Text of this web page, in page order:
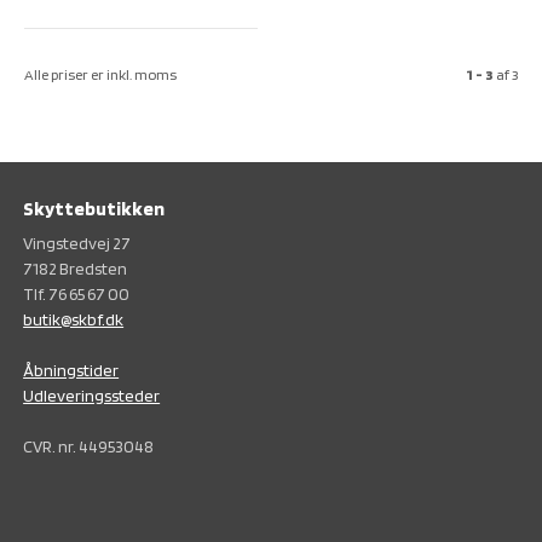
Alle priser er inkl. moms 1 - 3 af3
Skyttebutikken
Vingstedvej 27
7182 Bredsten
Tlf. 76 65 67 00
butik@skbf.dk
Åbningstider
Udleveringssteder
CVR. nr. 44953048